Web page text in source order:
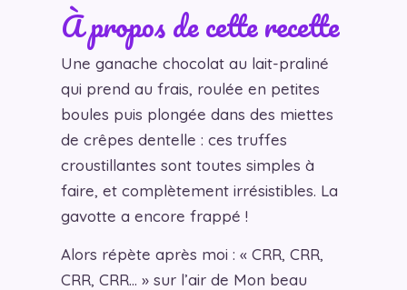
À propos de cette recette
Une ganache chocolat au lait-praliné
qui prend au frais, roulée en petites
boules puis plongée dans des miettes
de crêpes dentelle : ces truffes
croustillantes sont toutes simples à
faire, et complètement irrésistibles. La
gavotte a encore frappé !
Alors répète après moi : « CRR, CRR,
CRR, CRR… » sur l’air de Mon beau